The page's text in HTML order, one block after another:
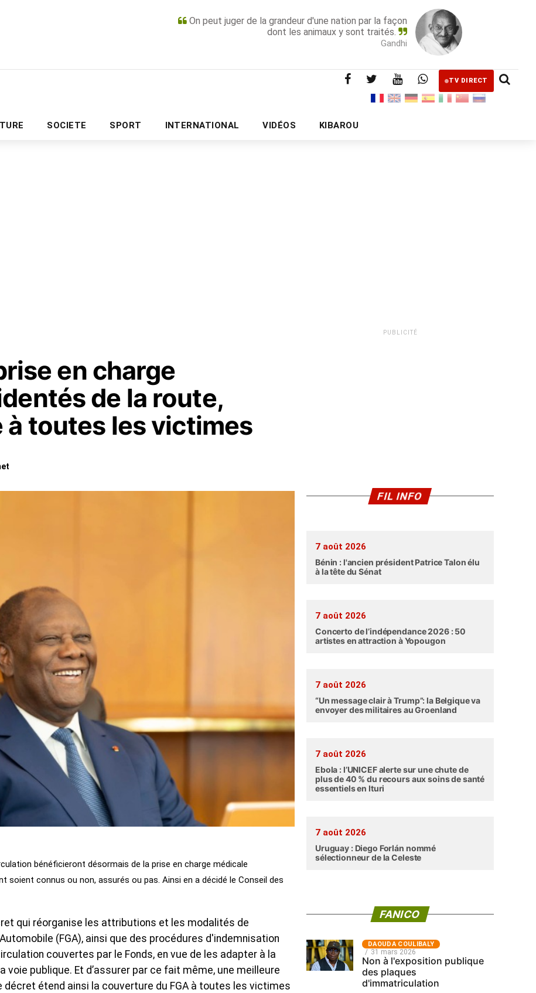
On peut juger de la grandeur d'une nation par la façon
dont les animaux y sont traités.
Gandhi
TV DIRECT
SOCIETE SPORT INTERNATIONAL VIDÉOS KIBAROU
PUBLICITÉ
en charge
de la route,
toutes les victimes
bénéficieront désormais de la prise en charge médicale
soient connus ou non, assurés ou pas. Ainsi en a décidé le Conseil des
qui réorganise les attributions et les modalités de
(FGA), ainsi que des procédures d'indemnisation
couvertes par le Fonds, en vue de les adapter à la
publique. Et d’assurer par ce fait même, une meilleure
décret étend ainsi la couverture du FGA à toutes les victimes
PUBLICITÉ
FIL INFO
7 août 2026
Bénin : l'ancien président Patrice Talon élu
à la tête du Sénat
7 août 2026
Concerto de l’indépendance 2026 : 50
artistes en attraction à Yopougon
7 août 2026
“Un message clair à Trump”: la Belgique va
envoyer des militaires au Groenland
7 août 2026
Ebola : l’UNICEF alerte sur une chute de
plus de 40 % du recours aux soins de santé
essentiels en Ituri
7 août 2026
Uruguay : Diego Forlán nommé
sélectionneur de la Celeste
FANICO
‎DAOUDA COULIBALY
31 mars 2026
Non à l'exposition publique
des plaques
d'immatriculation